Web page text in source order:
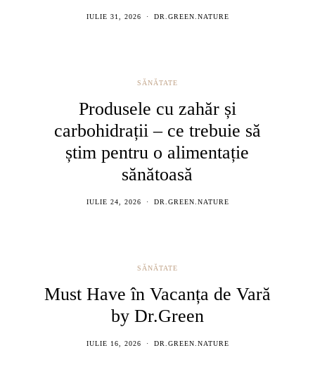
IULIE 31, 2026 DR.GREEN.NATURE
SĂNĂTATE
Produsele cu zahăr și
carbohidrații – ce trebuie să
știm pentru o alimentație
sănătoasă
IULIE 24, 2026 DR.GREEN.NATURE
SĂNĂTATE
Must Have în Vacanța de Vară
by Dr.Green
IULIE 16, 2026 DR.GREEN.NATURE